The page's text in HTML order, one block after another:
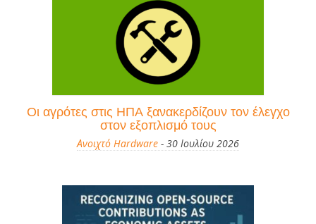
Οι αγρότες στις ΗΠΑ ξανακερδίζουν τον έλεγχο
στον εξοπλισμό τους
Ανοιχτό Hardware - 30 Ιουλίου 2026